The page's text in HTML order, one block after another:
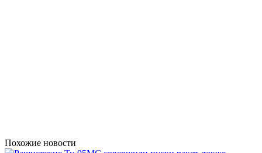
Похожие новости